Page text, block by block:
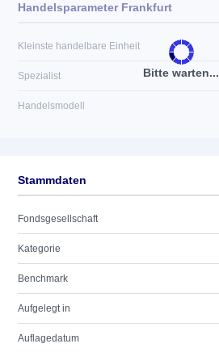
Bitte warten...
Handelsparameter Frankfurt
Kleinste handelbare Einheit
Spezialist
Handelsmodell
Stammdaten
Fondsgesellschaft
Kategorie
Benchmark
Aufgelegt in
Auflagedatum